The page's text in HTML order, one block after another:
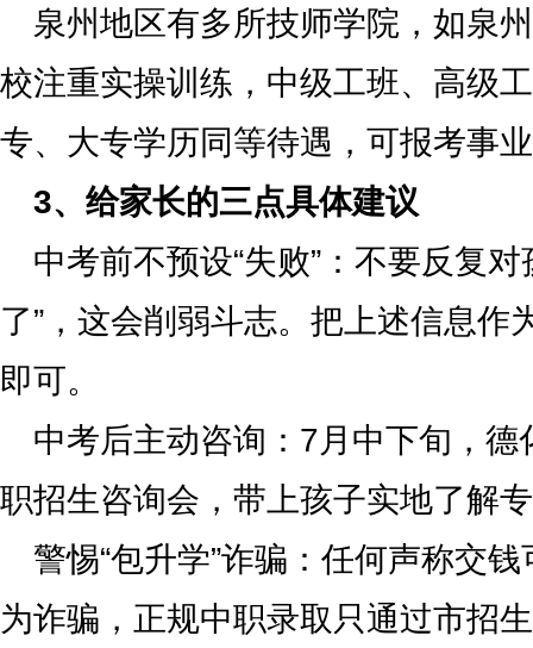
泉州地区有多所技师学院，如泉
校注重实操训练，中级工班、高级
专、大专学历同等待遇，可报考事
3、给家长的三点具体建议
中考前不预设“失败”：不要反复
了”，这会削弱斗志。把上述信息作
即可。
中考后主动咨询：7月中下旬，德
职招生咨询会，带上孩子实地了解
警惕“包升学”诈骗：任何声称交
为诈骗，正规中职录取只通过市招